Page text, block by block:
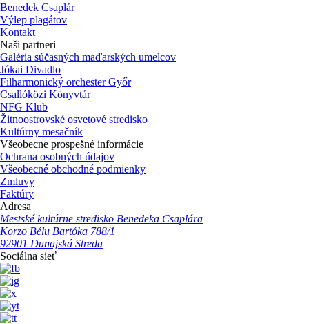
Benedek Csaplár
Výlep plagátov
Kontakt
Naši partneri
Galéria súčasných maďarských umelcov
Jókai Divadlo
Filharmonický orchester Győr
Csallóközi Könyvtár
NFG Klub
Žitnoostrovské osvetové stredisko
Kultúrny mesačník
Všeobecne prospešné informácie
Ochrana osobných údajov
Všeobecné obchodné podmienky
Zmluvy
Faktúry
Adresa
Mestské kultúrne stredisko Benedeka Csaplára
Korzo Bélu Bartóka 788/1
92901 Dunajská Streda
Sociálna sieť